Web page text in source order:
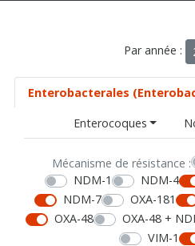
Par année :
Enterobacterales
Enterocoques
Mécanisme de résistance :
NDM-1
NDM-4
NDM-7
OXA-181
OXA-48
OXA-48 +
VIM-1